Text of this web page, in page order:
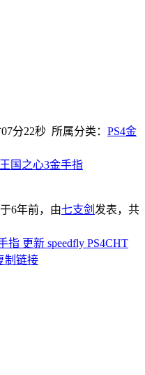
分22秒 所属分类： PS4金
王国之心3金手指
6年前，由七支剑 发表，共
指 更新 speedfly PS4CHT
制链接